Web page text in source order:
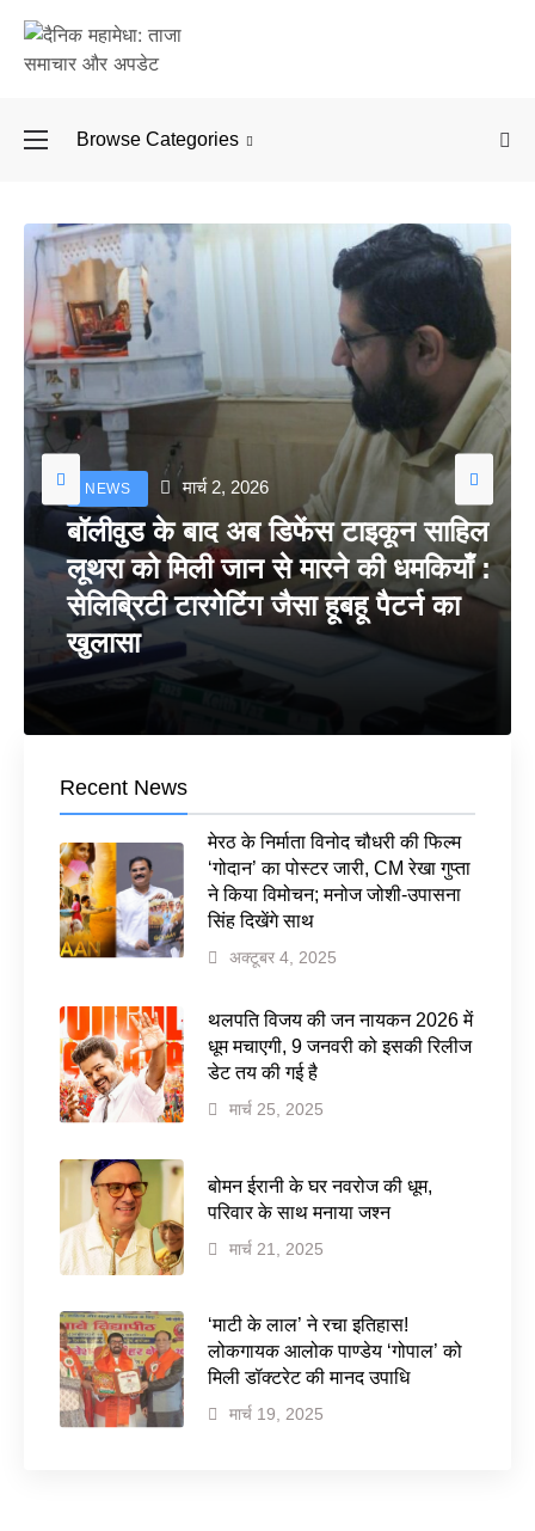
Browse Categories
NEWS मार्च 2, 2026
बॉलीवुड के बाद अब डिफेंस टाइकून साहिल
लूथरा को मिली जान से मारने की धमकियाँ :
सेलिब्रिटी टारगेटिंग जैसा हूबहू पैटर्न का
खुलासा
Recent News
मेरठ के निर्माता विनोद चौधरी की फिल्म
‘गोदान’ का पोस्टर जारी, CM रेखा गुप्ता
ने किया विमोचन; मनोज जोशी-उपासना
सिंह दिखेंगे साथ
अक्टूबर 4, 2025
थलपति विजय की जन नायकन 2026 में
धूम मचाएगी, 9 जनवरी को इसकी रिलीज
डेट तय की गई है
मार्च 25, 2025
बोमन ईरानी के घर नवरोज की धूम,
परिवार के साथ मनाया जश्न
मार्च 21, 2025
‘माटी के लाल’ ने रचा इतिहास!
लोकगायक आलोक पाण्डेय ‘गोपाल’ को
मिली डॉक्टरेट की मानद उपाधि
मार्च 19, 2025